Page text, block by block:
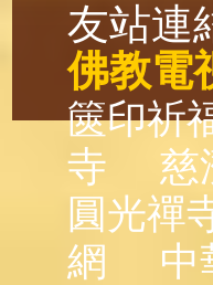
友站連
佛教電
篋印祈
寺
慈
圓光禪
網
中